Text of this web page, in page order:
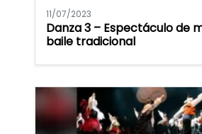
11/07/2023
Danza 3 – Espectáculo de
baile tradicional